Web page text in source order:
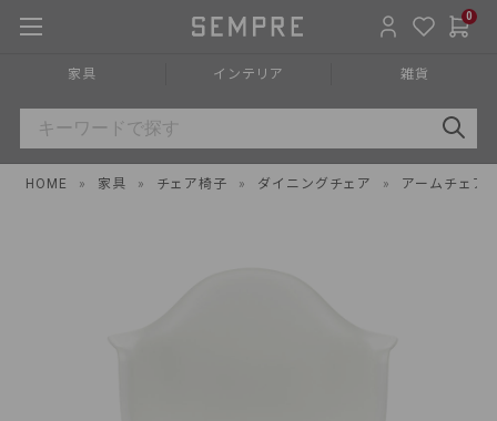
0
家具 インテリア 雑貨
HOME » 家具 » チェア椅子 » ダイニングチェア » アームチェア